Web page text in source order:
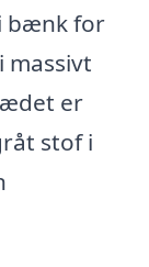
bænk for
massivt
er
stof i